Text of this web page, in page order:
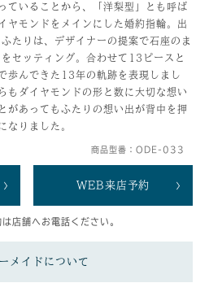
いることから、「洋梨型」とも呼ば
ヤモンドをメインにした婚約指輪。出
たりは、デザイナーの提案で石座のま
セッティング。合わせて13ピースと
歩んできた13年の軌跡を表現しまし
もダイヤモンドの形と数に大切な想い
があってもふたりの想い出が背中を押
なりました。
商品型番：ODE-033
WEB来店予約
店舗へお電話ください。
メイドについて